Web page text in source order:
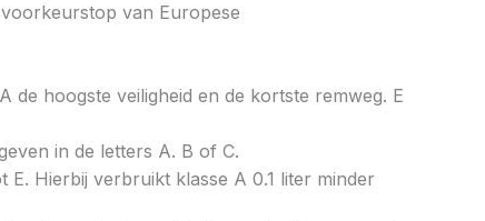
van Europese
hoogste veiligheid en de kortste remweg. E
in de letters A. B of C.
E. Hierbij verbruikt klasse A 0.1 liter minder